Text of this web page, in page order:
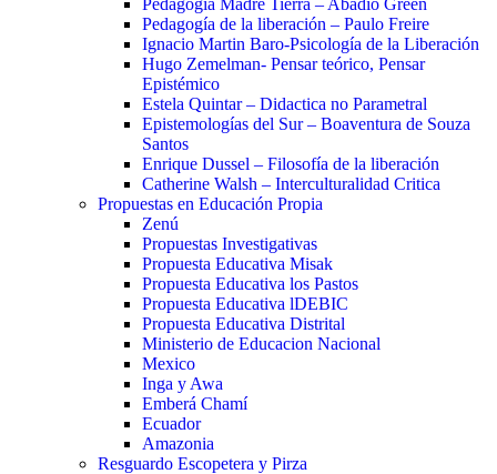
Pedagogía Madre Tierra – Abadio Green
Pedagogía de la liberación – Paulo Freire
Ignacio Martin Baro-Psicología de la Liberación
Hugo Zemelman- Pensar teórico, Pensar
Epistémico
Estela Quintar – Didactica no Parametral
Epistemologías del Sur – Boaventura de Souza
Santos
Enrique Dussel – Filosofía de la liberación
Catherine Walsh – Interculturalidad Critica
Propuestas en Educación Propia
Zenú
Propuestas Investigativas
Propuesta Educativa Misak
Propuesta Educativa los Pastos
Propuesta Educativa lDEBIC
Propuesta Educativa Distrital
Ministerio de Educacion Nacional
Mexico
Inga y Awa
Emberá Chamí
Ecuador
Amazonia
Resguardo Escopetera y Pirza